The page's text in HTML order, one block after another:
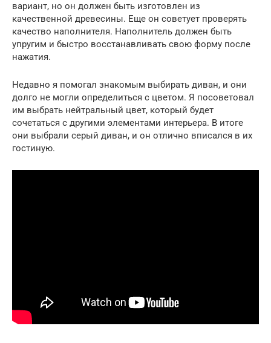
вариант, но он должен быть изготовлен из
качественной древесины. Еще он советует проверять
качество наполнителя. Наполнитель должен быть
упругим и быстро восстанавливать свою форму после
нажатия.
Недавно я помогал знакомым выбирать диван, и они
долго не могли определиться с цветом. Я посоветовал
им выбрать нейтральный цвет, который будет
сочетаться с другими элементами интерьера. В итоге
они выбрали серый диван, и он отлично вписался в их
гостиную.